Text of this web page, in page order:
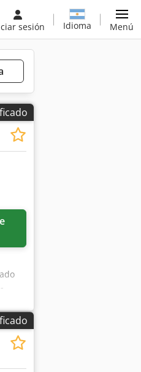
sesión Idioma Menú